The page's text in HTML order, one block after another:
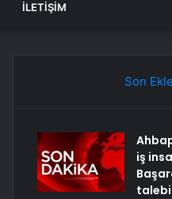
İLETIŞIM
Son
iş
talebi